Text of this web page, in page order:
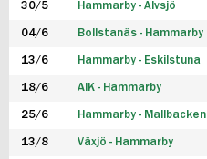
30/5 Hammarby - Älvsjö
04/6 Bollstanäs - Hammarby
13/6 Hammarby - Eskilstuna
18/6 AIK - Hammarby
25/6 Hammarby - Mallbacken
13/8 Växjö - Hammarby